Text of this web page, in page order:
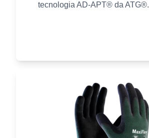
tecnologia AD-APT® da ATG®.